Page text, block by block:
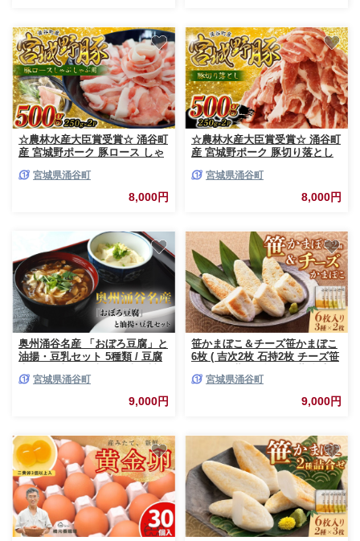
☆農林水産大臣賞受賞☆ 涌谷町
産 宮城野ポーク 豚ロース しゃ
豚肉 豚 ぶた肉 豚肉スライス 国
産豚 小分け しゃぶしゃぶ 豚ロ
ース 豚ロース肉 人気 豚肉 銘柄
宮城県涌谷町
8,000円
☆農林水産大臣賞受賞☆ 涌谷町
産 宮城野ポーク 豚切り落とし
肉 豚肉切り落とし 国産豚 小分
け 小間切れ 細切れ こま切れ 人
気 豚肉 銘柄豚【sari007】
宮城県涌谷町
8,000円
奥州涌谷名産 「おぼろ豆腐」と
油揚・豆乳セット 5種類 / 豆腐
ご当地 セット 詰め合わせ
宮城県涌谷町
9,000円
笹かまぼこ＆チーズ笹かまぼこ
6枚 ( 吉次2枚 石持2枚 チーズ笹
すり身【ktkm005】
宮城県涌谷町
9,000円